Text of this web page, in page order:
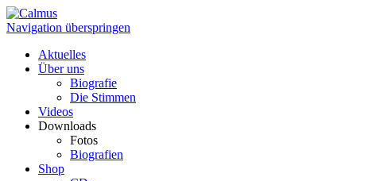
Navigation überspringen
Aktuelles
Über uns
Biografie
Die Stimmen
Videos
Downloads
Fotos
Biografien
Shop